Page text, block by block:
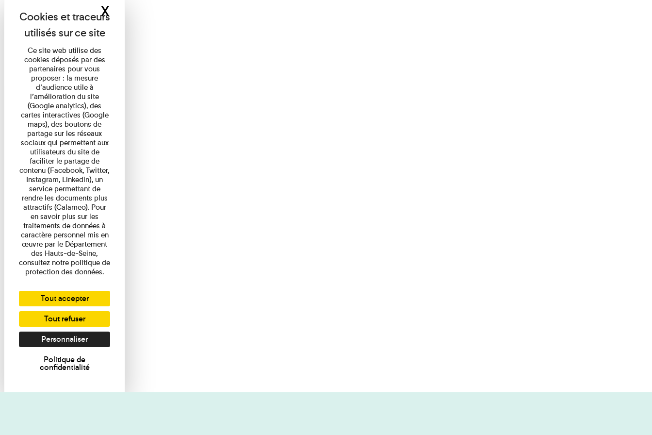
Ce site web utilise des
cookies déposés par des
partenaires pour vous
proposer : la mesure
d’audience utile à
l’amélioration du site
(Google analytics), des
cartes interactives (Google
maps), des boutons de
partage sur les réseaux
sociaux qui permettent aux
utilisateurs du site de
faciliter le partage de
contenu (Facebook, Twitter,
Instagram, Linkedin), un
service permettant de
rendre les documents plus
attractifs (Calameo). Pour
en savoir plus sur les
traitements de données à
caractère personnel mis en
œuvre par le Département
des Hauts-de-Seine,
consultez notre politique de
protection des données.
Tout accepter
Tout refuser
Personnaliser
Politique de
confidentialité
XMasquer le bandeau des cookies